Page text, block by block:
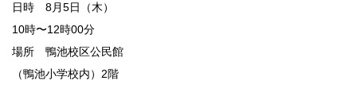
日時 8月5日（木）
10時〜12時00分
場所 鴨池校区公民館
（鴨池小学校内）2階